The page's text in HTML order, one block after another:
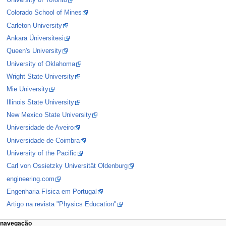
Colorado School of Mines
Carleton University
Ankara Üniversitesi
Queen's University
University of Oklahoma
Wright State University
Mie University
Illinois State University
New Mexico State University
Universidade de Aveiro
Universidade de Coimbra
University of the Pacific
Carl von Ossietzky Universität Oldenburg
engineering.com
Engenharia Física em Portugal
Artigo na revista "Physics Education"
navegação